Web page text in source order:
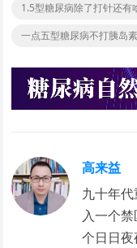
1.5型糖尿病除了打针还有
一点五型糖尿病不打胰岛
高来益
九十年
入一个
个日日